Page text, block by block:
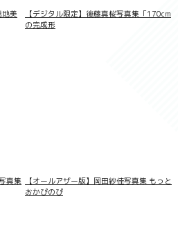
地美
【デジタル限定】後藤真桜写真集「170cm
の完成形
真集
【オールアザー版】岡田紗佳写真集 もっと
おかぴのぴ